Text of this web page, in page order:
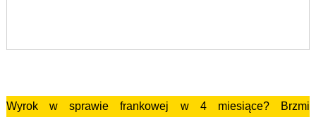
Wyrok w sprawie frankowej w 4 miesiące? Brzmi